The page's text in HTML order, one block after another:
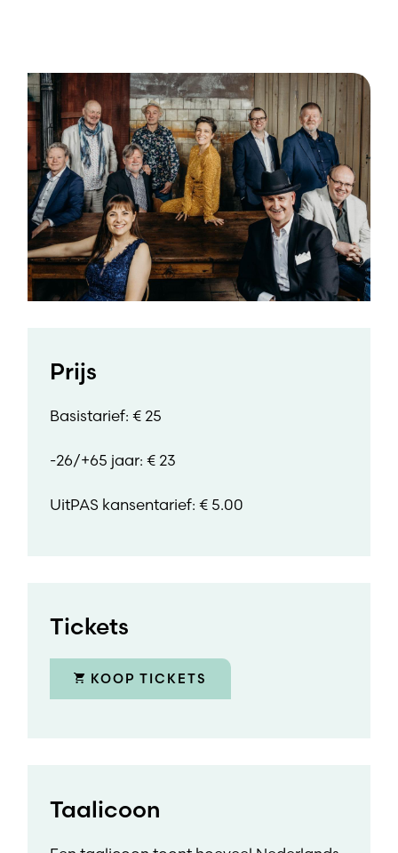
Prijs
Basistarief: € 25
-26/+65 jaar: € 23
UitPAS kansentarief: € 5.00
Tickets
KOOP TICKETS
Taalicoon